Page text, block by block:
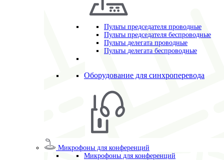
Пульты председателя проводные
Пульты председателя беспроводные
Пульты делегата проводные
Пульты делегата беспроводные
Оборудование для синхроперевода
Микрофоны для конференций
Микрофоны для конференций